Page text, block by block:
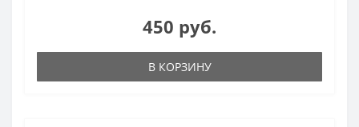
450 руб.
В КОРЗИНУ